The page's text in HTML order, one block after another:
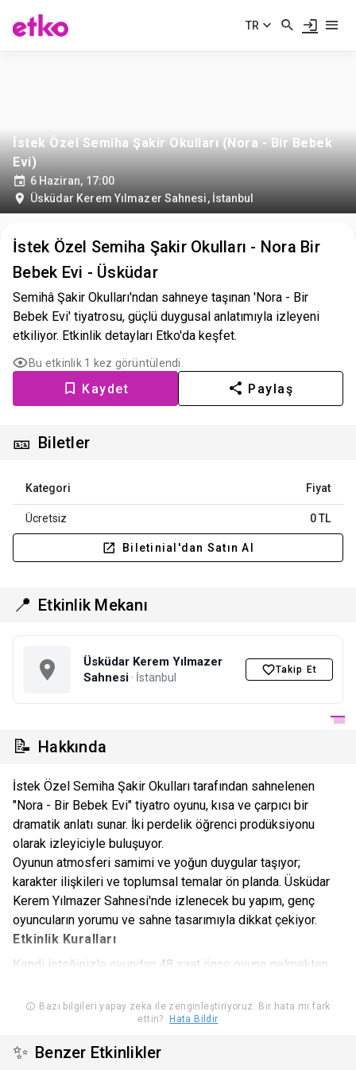
TR
İstek Özel Semiha Şakir Okulları (Nora - Bir Bebek
Evi)
6 Haziran, 17:00
Üsküdar Kerem Yılmazer Sahnesi, İstanbul
İstek Özel Semiha Şakir Okulları - Nora Bir
Bebek Evi - Üsküdar
Semihâ Şakir Okulları'ndan sahneye taşınan 'Nora - Bir
Bebek Evi' tiyatrosu, güçlü duygusal anlatımıyla izleyeni
etkiliyor. Etkinlik detayları Etko'da keşfet.
Bu etkinlik 1 kez görüntülendi.
Kaydet Paylaş
🎫 Biletler
Kategori Fiyat
Ücretsiz 0 TL
Biletinial'dan Satın Al
📍 Etkinlik Mekanı
Üsküdar Kerem Yılmazer
Sahnesi · İstanbul
Takip Et
📝 Hakkında
İstek Özel Semiha Şakir Okulları tarafından sahnelenen
"Nora - Bir Bebek Evi" tiyatro oyunu, kısa ve çarpıcı bir
dramatik anlatı sunar. İki perdelik öğrenci prodüksiyonu
olarak izleyiciyle buluşuyor.
Oyunun atmosferi samimi ve yoğun duygular taşıyor;
karakter ilişkileri ve toplumsal temalar ön planda. Üsküdar
Kerem Yılmazer Sahnesi'nde izlenecek bu yapım, genç
oyuncuların yorumu ve sahne tasarımıyla dikkat çekiyor.
Etkinlik Kuralları
Kendi isteğinizle oyundan 48 saat önce oyuna gelmekten
kullanabilirsiniz. Sadece Şehir Tiyatroları tarafından iptal
edilen biletleriniz için ücret iadesi talebinde bulunabilirsiniz.
hakkınızı değişiklikler için 2 defa kullanabilirsiniz. Her
Bazı bilgileri yapay zeka ile zenginleştiriyoruz. Bir hata mı fark
ettin?
Hata Bildir
✨ Benzer Etkinlikler